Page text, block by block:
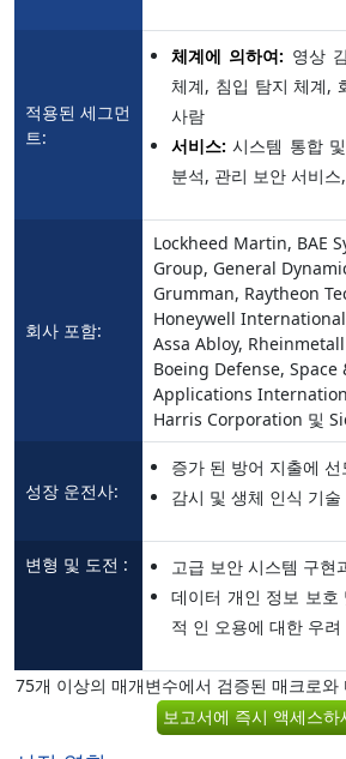
적용된 세그먼
트:
체계에 의하여: 영상
체계, 침입 탐지 체계,
사람
서비스:시스템 통합
분석, 관리 보안 서비
회사 포함:
Lockheed Martin, BAE
Group, General
Grumman, Raytheon
Honeywell
Assa Abloy,
Boeing Defense, Space
Applications
Harris Corporation 및
성장 운전사:
증가 된 방어 지출에
감시 및 생체 인식 기술
변형 및 도전 :
고급 보안 시스템 구현
데이터 개인 정보 보호
적 인 오용에 대한 우려
75개 이상의 매개변수에서 검증된 매크로와
보고서에 즉시 액세스하